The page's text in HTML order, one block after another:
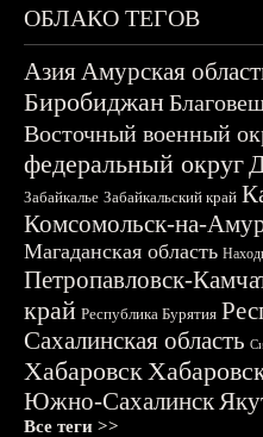
ОБЛАКО ТЕГОВ
АзияАмурская
Биробиджан
Восточный военный
федеральный округ
Забайкалье Забайкальский край
Комсомольск-на-
Магаданская область
Петропавловск-
край Республика Бурятия
Сахалинская область
Хабаровск
Южно-Сахалинск
Все теги >>